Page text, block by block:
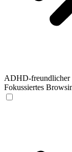
ADHD-freundlicher
Fokussiertes